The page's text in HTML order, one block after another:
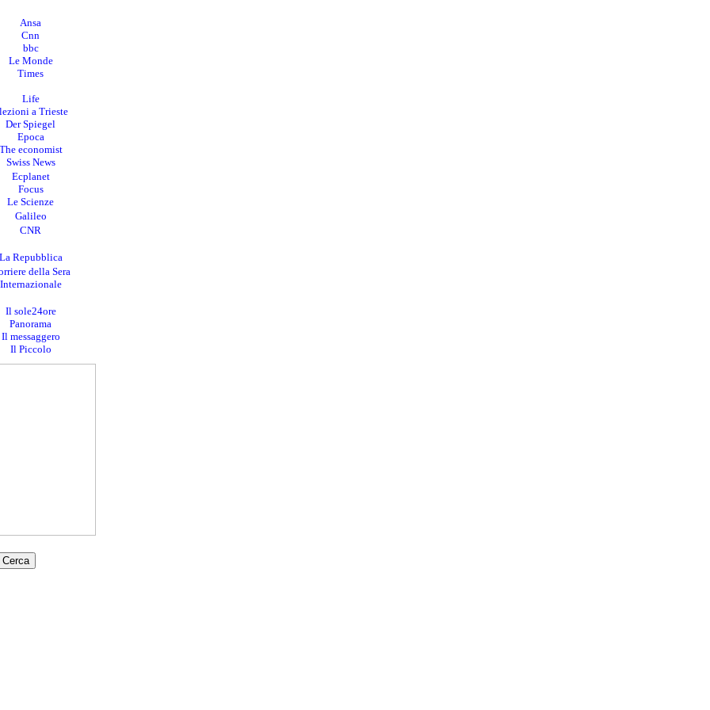
Ansa
Cnn
bbc
Le Monde
Times
Life
a Trieste
Der Spiegel
Epoca
economist
Swiss News
Ecplanet
Focus
Le Scienze
Galileo
CNR
Repubblica
della Sera
Internazionale
Il sole24ore
Panorama
Il messaggero
Il Piccolo